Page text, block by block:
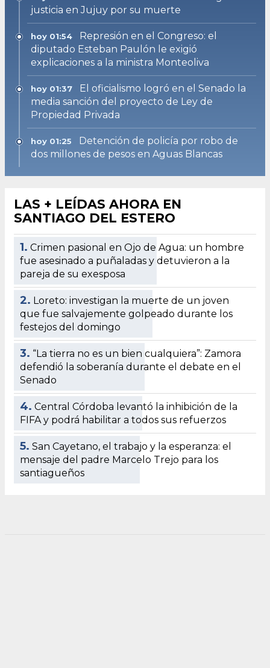
justicia en Jujuy por su muerte
hoy 01:54
Represión en el Congreso: el
diputado Esteban Paulón le exigió
explicaciones a la ministra Monteoliva
hoy 01:37
El oficialismo logró en el Senado la
media sanción del proyecto de Ley de
Propiedad Privada
hoy 01:25
Detención de policía por robo de
dos millones de pesos en Aguas Blancas
LAS + LEÍDAS AHORA EN
SANTIAGO DEL ESTERO
1. Crimen pasional en Ojo de Agua: un hombre
fue asesinado a puñaladas y detuvieron a la
pareja de su exesposa
2. Loreto: investigan la muerte de un joven
que fue salvajemente golpeado durante los
festejos del domingo
3. “La tierra no es un bien cualquiera”: Zamora
defendió la soberanía durante el debate en el
Senado
4. Central Córdoba levantó la inhibición de la
FIFA y podrá habilitar a todos sus refuerzos
5. San Cayetano, el trabajo y la esperanza: el
mensaje del padre Marcelo Trejo para los
santiagueños